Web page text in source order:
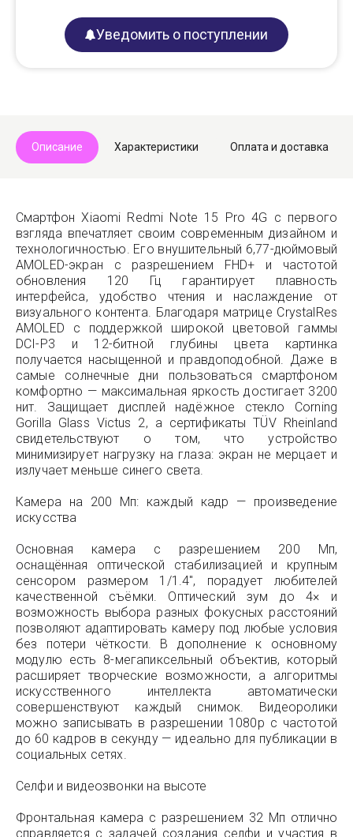
Уведомить о поступлении
Описание Характеристики Оплата и доставка
Смартфон Xiaomi Redmi Note 15 Pro 4G с первого
взгляда впечатляет своим современным дизайном и
технологичностью. Его внушительный 6,77-дюймовый
AMOLED-экран с разрешением FHD+ и частотой
обновления 120 Гц гарантирует плавность
интерфейса, удобство чтения и наслаждение от
визуального контента. Благодаря матрице CrystalRes
AMOLED с поддержкой широкой цветовой гаммы
DCI-P3 и 12-битной глубины цвета картинка
получается насыщенной и правдоподобной. Даже в
самые солнечные дни пользоваться смартфоном
комфортно — максимальная яркость достигает 3200
нит. Защищает дисплей надёжное стекло Corning
Gorilla Glass Victus 2, а сертификаты TÜV Rheinland
свидетельствуют о том, что устройство
минимизирует нагрузку на глаза: экран не мерцает и
излучает меньше синего света.
Камера на 200 Мп: каждый кадр — произведение
искусства
Основная камера с разрешением 200 Мп,
оснащённая оптической стабилизацией и крупным
сенсором размером 1/1.4", порадует любителей
качественной съёмки. Оптический зум до 4× и
возможность выбора разных фокусных расстояний
позволяют адаптировать камеру под любые условия
без потери чёткости. В дополнение к основному
модулю есть 8-мегапиксельный объектив, который
расширяет творческие возможности, а алгоритмы
искусственного интеллекта автоматически
совершенствуют каждый снимок. Видеоролики
можно записывать в разрешении 1080p с частотой
до 60 кадров в секунду — идеально для публикации в
социальных сетях.
Селфи и видеозвонки на высоте
Фронтальная камера с разрешением 32 Мп отлично
справляется с задачей создания селфи и участия в